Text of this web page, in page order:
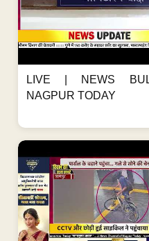
LIVE | NEWS
NAGPUR TODAY